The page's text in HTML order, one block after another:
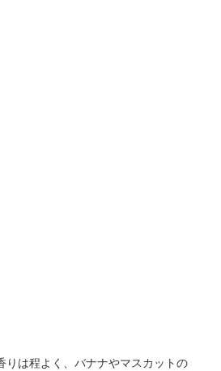
りは程よく、バナナやマスカットの